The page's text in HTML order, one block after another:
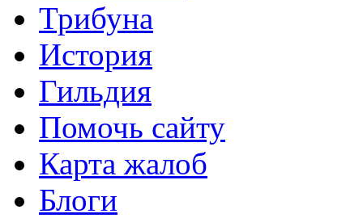
Трибуна
История
Гильдия
Помочь сайту
Карта жалоб
Блоги